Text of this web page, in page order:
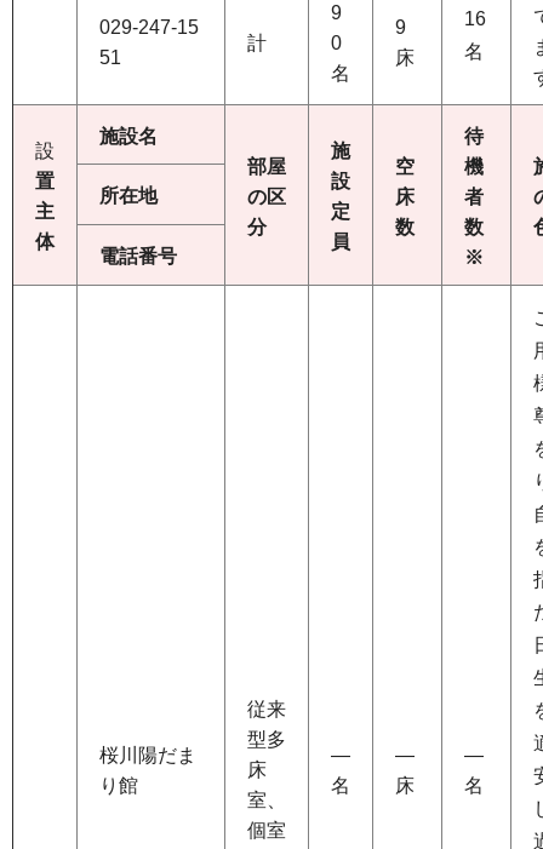
029-247-15
51
計
9
0
名
9
床
16
名
設
置
主
体
施設名
部屋
の区
分
施
設
定
員
空
床
数
待
機
者
数
※
所在地
電話番号
桜川陽だま
り館
従来
型多
床
室、
個室
―
名
―
床
―
名